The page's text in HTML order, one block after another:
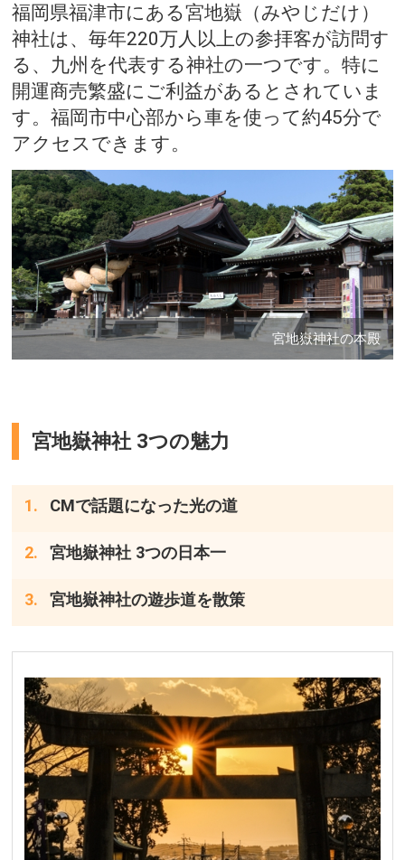
福岡県福津市にある宮地嶽（みやじだけ）
神社は、毎年220万人以上の参拝客が訪問す
る、九州を代表する神社の一つです。特に
開運商売繁盛にご利益があるとされていま
す。福岡市中心部から車を使って約45分で
アクセスできます。
宮地嶽神社の本殿
宮地嶽神社 3つの魅力
CMで話題になった光の道
宮地嶽神社 3つの日本一
宮地嶽神社の遊歩道を散策